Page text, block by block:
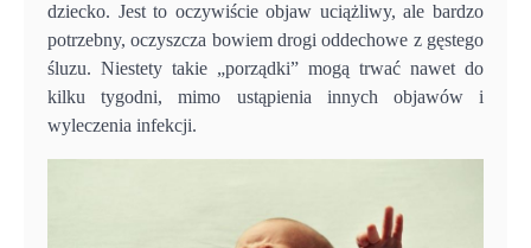
dziecko. Jest to oczywiście objaw uciążliwy, ale bardzo
potrzebny, oczyszcza bowiem drogi oddechowe z gęstego
śluzu. Niestety takie „porządki” mogą trwać nawet do
kilku tygodni, mimo ustąpienia innych objawów i
wyleczenia infekcji.